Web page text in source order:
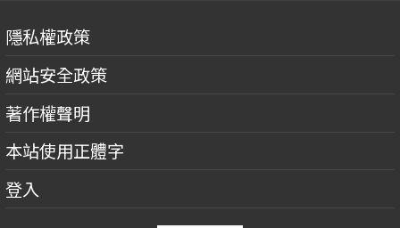
隱私權政策
網站安全政策
著作權聲明
本站使用正體字
登入